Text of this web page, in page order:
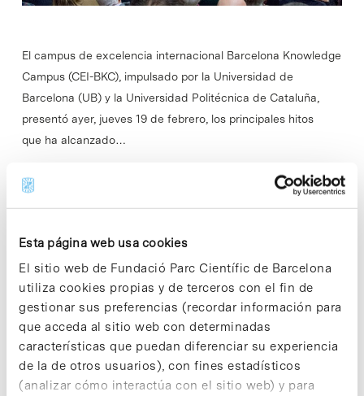
Esta página web usa cookies
El sitio web de Fundació Parc Científic de Barcelona
utiliza cookies propias y de terceros con el fin de
gestionar sus preferencias (recordar información para
que acceda al sitio web con determinadas
características que puedan diferenciar su experiencia
de la de otros usuarios), con fines estadísticos
(analizar cómo interactúa con el sitio web) y para
El campus de excelencia internacional Barcelona Knowledge
Campus (CEI-BKC), impulsado por la Universidad de
Barcelona (UB) y la Universidad Politécnica de Cataluña,
presentó ayer, jueves 19 de febrero, los principales hitos
que ha alcanzado…
Read More
El PCB acoge la jornada ‘Science
is Business’, un espacio para
explorar nuevas vías de co-
innovación